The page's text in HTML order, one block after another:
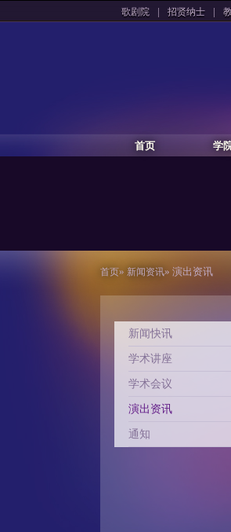
歌剧院 | 招贤纳士 |
首页 学
首页» 新闻资讯» 演出资讯
新闻快讯
学术讲座
学术会议
演出资讯
通知